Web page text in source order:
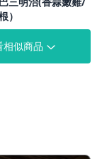
）
相似商品